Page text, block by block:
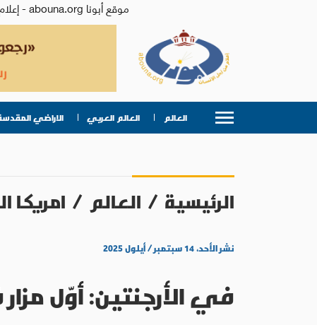
موقع أبونا abouna.org - إعلام من أجل الإنسان | يصدر عن المركز الكاثوليكي للدراسات والإعلام في الأردن - رئيس التحرير: الأب د.رفعت بدر
العالم العالم العربي الاراضي
الرئيسية / العالم / امريكا
نشر الأحد، ١٤ سبتمبر / أيلول ٢٠٢٥
في الأرجنتين: أوّل